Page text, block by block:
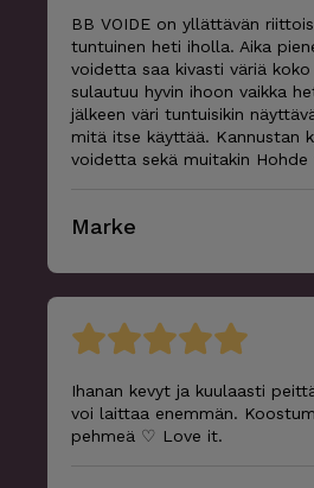
BB VOIDE on yllättävän
tuntuinen heti iholla. Aika
voidetta saa kivasti väriä koko
sulautuu hyvin ihoon vaikka
jälkeen väri tuntuisikin
mitä itse käyttää. Kannustan
voidetta sekä muitakin
Marke
Ihanan kevyt ja kuulaasti
voi laittaa enemmän.
pehmeä ♡ Love it.